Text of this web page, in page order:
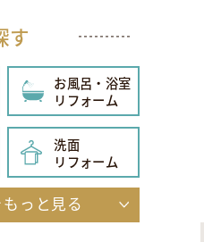
す
お風呂・浴室
リフォーム
洗面
リフォーム
内装
リフォーム
っと見る